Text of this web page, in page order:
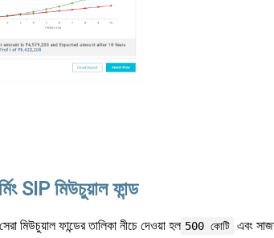
SIP মিউচুয়াল ফান্ড
মিউচুয়াল ফান্ডের তালিকা নীচে দেওয়া হল 500 কোটি এবং